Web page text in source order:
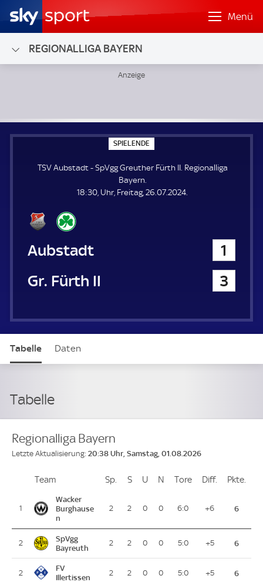
Menü
REGIONALLIGA BAYERN
SPIELENDE
P
E
N
TSV Aubstadt - SpVgg Greuther Fürth II. Regionalliga
Bayern.
18:30, Uhr, Freitag, 26.07.2024.
TSV Aubstadt
1
SpVgg Greuther Fürth II
3
Tabelle Daten
Tabelle
Regionalliga Bayern
Letzte Aktualisierung: 20:38 Uhr, Samstag, 01.08.2026
PlatzTeam Sp. Spiele
SSiege
U Unentschieden
N Niederlagen
Tore ToreDiff. Differenz
Pkte.
1
Wacker
Burghause
n
2 2 0 0 6:0 +6 6
2
SpVgg
Bayreuth
2 2 0 0 5:0 +5 6
2
FV
Illertissen
2 2 0 0 5:0 +5 6